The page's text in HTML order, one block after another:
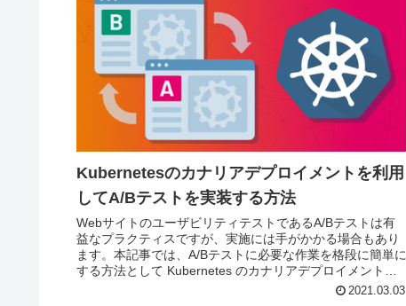
Kubernetesのカナリアデプロイメントを利用
してA/Bテストを実装する方法
WebサイトのユーザビリティテストであるA/Bテストは有
益なプラクティスですが、実施には手がかかる場合もあり
ます。本記事では、A/Bテストに必要な作業を格段に簡単に
する方法として Kubernetes のカナリアデプロイメントを
2021.03.03